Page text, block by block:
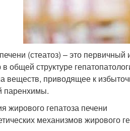
(стеатоз) – это
общей структуре
веществ, приводящее к
паренхимы.
жирового гепатоза печени
механизмов жирового